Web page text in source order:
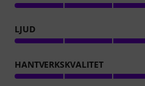
LJUD
HANTVERKSKVALITET